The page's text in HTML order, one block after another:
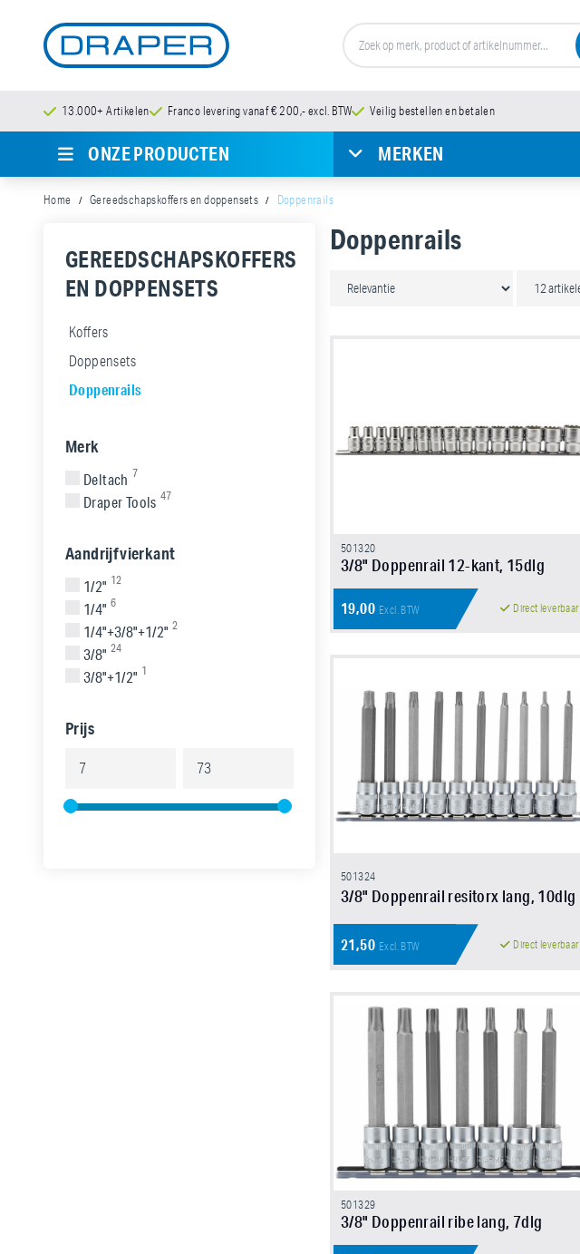
13.000+ Artikelen Franco levering vanaf € 200,- excl. BTW Veilig bestellen en betalen
ONZE PRODUCTEN MERKEN
Home Gereedschapskoffers en doppensets Doppenrails
GEREEDSCHAPSKOFFERS
EN DOPPENSETS
Koffers
Doppensets
Doppenrails
Merk
Deltach 7
Draper Tools 47
Aandrijfvierkant
1/2" 12
1/4" 6
1/4"+3/8"+1/2" 2
3/8" 24
3/8"+1/2" 1
Prijs
Doppenrails
501320
3/8" Doppenrail 12-kant, 15dlg
19,00 Excl. BTW Direct leverbaar
501324
3/8" Doppenrail resitorx lang, 10dlg
21,50 Excl. BTW Direct leverbaar
501329
3/8" Doppenrail ribe lang, 7dlg